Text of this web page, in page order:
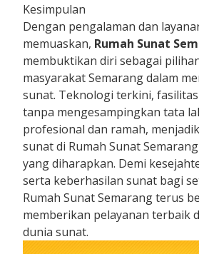
Kesimpulan
Dengan pengalaman dan
memuaskan, Rumah Sunat
membuktikan diri sebagai
masyarakat Semarang dalam
sunat. Teknologi terkini,
tanpa mengesampingkan tata
profesional dan ramah,
sunat di Rumah Sunat
yang diharapkan. Demi
serta keberhasilan sunat bagi
Rumah Sunat Semarang terus
memberikan pelayanan terbaik
dunia sunat.